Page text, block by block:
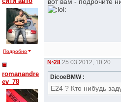
Подробно
romanandre
ev_78
№28 25 03 2012, 10:20
DicoeBMW :
Е24 ? Кто нибудь